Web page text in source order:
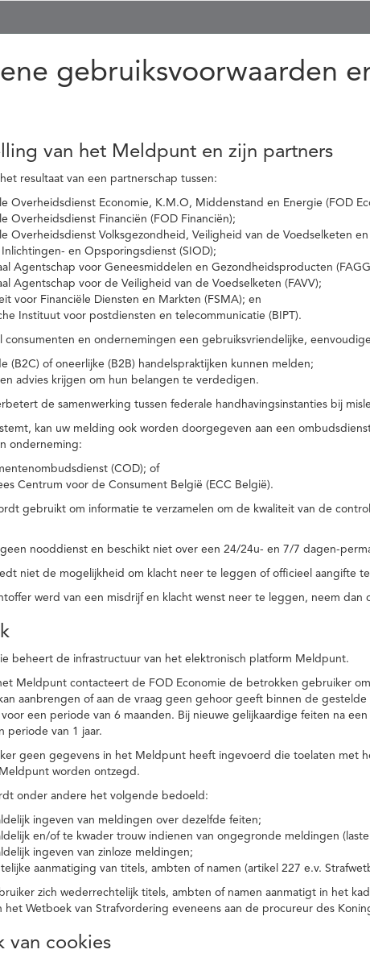
gebruiksvoorwaarden
van het Meldpunt en zijn partners
resultaat van een partnerschap tussen:
Overheidsdienst Economie, K.M.O, Middenstand en Energie (FOD
Overheidsdienst Financiën (FOD Financiën);
Overheidsdienst Volksgezondheid, Veiligheid van de Voedselketen
Inlichtingen- en Opsporingsdienst (SIOD);
Agentschap voor Geneesmiddelen en Gezondheidsproducten
Agentschap voor de Veiligheid van de Voedselketen (FAVV);
voor Financiële Diensten en Markten (FSMA); en
Instituut voor postdiensten en telecommunicatie (BIPT).
consumenten en ondernemingen een gebruiksvriendelijke,
(B2C) of oneerlijke (B2B) handelspraktijken kunnen melden;
advies krijgen om hun belangen te verdedigen.
de samenwerking tussen federale handhavingsinstanties bij
kan uw melding ook worden doorgegeven aan een
onderneming:
(COD); of
Centrum voor de Consument België (ECC België).
gebruikt om informatie te verzamelen om de kwaliteit van de
nooddienst en beschikt niet over een 24/24u- en 7/7 dagen-
niet de mogelijkheid om klacht neer te leggen of officieel aangifte
werd van een misdrijf en klacht wenst neer te leggen, neem dan
beheert de infrastructuur van het elektronisch platform Meldpunt.
Meldpunt contacteert de FOD Economie de betrokken gebruiker
aanbrengen of aan de vraag geen gehoor geeft binnen de
een periode van 6 maanden. Bij nieuwe gelijkaardige feiten na
periode van 1 jaar.
geen gegevens in het Meldpunt heeft ingevoerd die toelaten met
worden ontzegd.
onder andere het volgende bedoeld:
ingeven van meldingen over dezelfde feiten;
en/of te kwader trouw indienen van ongegronde meldingen
ingeven van zinloze meldingen;
aanmatiging van titels, ambten of namen (artikel 227 e.v.
zich wederrechtelijk titels, ambten of namen aanmatigt in het
het Wetboek van Strafvordering eveneens aan de procureur des
van cookies